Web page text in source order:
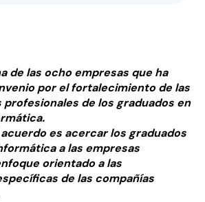
de las ocho empresas que ha
por el fortalecimiento de las
de los graduados en
es acercar los graduados
a las empresas
orientado a las
de las compañías